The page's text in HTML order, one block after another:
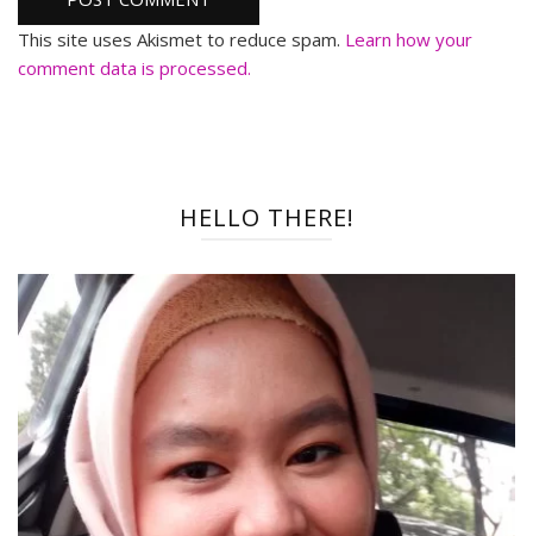
This site uses Akismet to reduce spam. Learn how your
comment data is processed.
HELLO THERE!